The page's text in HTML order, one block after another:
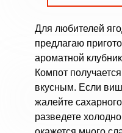
Для любителей
предлагаю
ароматной
Компот
вкусным. Если
жалейте
разведете